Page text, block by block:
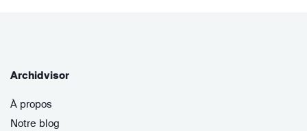
Archidvisor
À propos
Notre blog